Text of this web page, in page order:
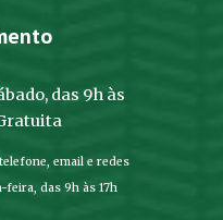
das 9h às
email e redes
feira, das 9h às 17h